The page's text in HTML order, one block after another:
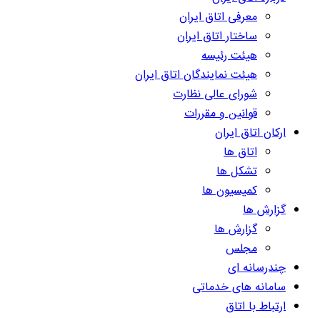
معرفی اتاق ایران
ساختار اتاق ایران
هیئت رئیسه
هیئت نمایندگان اتاق ایران
شورای عالی نظارت
قوانین و مقررات
ارکان اتاق ایران
اتاق ها
تشکل ها
کمیسیون ها
گزارش ها
گزارش ها
مجلس
چندرسانه ای
سامانه های خدماتی
ارتباط با اتاق